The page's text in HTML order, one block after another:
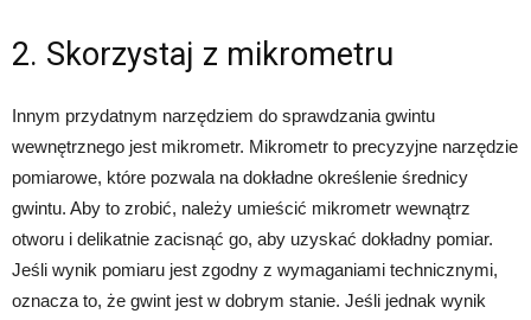
2. Skorzystaj z mikrometru
Innym przydatnym narzędziem do sprawdzania gwintu
wewnętrznego jest mikrometr. Mikrometr to precyzyjne narzędzie
pomiarowe, które pozwala na dokładne określenie średnicy
gwintu. Aby to zrobić, należy umieścić mikrometr wewnątrz
otworu i delikatnie zacisnąć go, aby uzyskać dokładny pomiar.
Jeśli wynik pomiaru jest zgodny z wymaganiami technicznymi,
oznacza to, że gwint jest w dobrym stanie. Jeśli jednak wynik